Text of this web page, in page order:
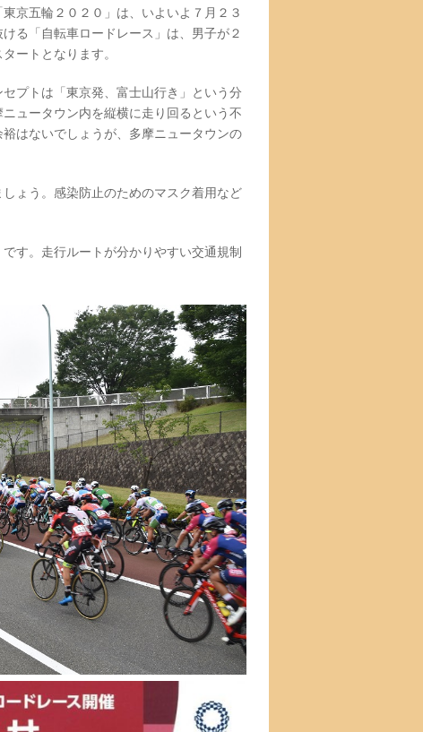
京五輪２０２０」は、いよいよ７月２３
る「自転車ロードレース」は、男子が２
ートとなります。
プトは「東京発、富士山行き」という分
ュータウン内を縦横に走り回るという不
はないでしょうが、多摩ニュータウンの
ょう。感染防止のためのマスク着用など
す。走行ルートが分かりやすい交通規制